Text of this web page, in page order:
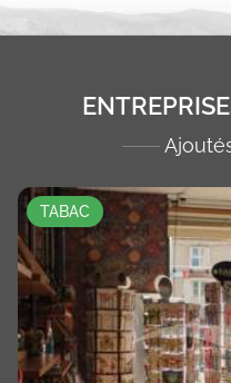
TABAC